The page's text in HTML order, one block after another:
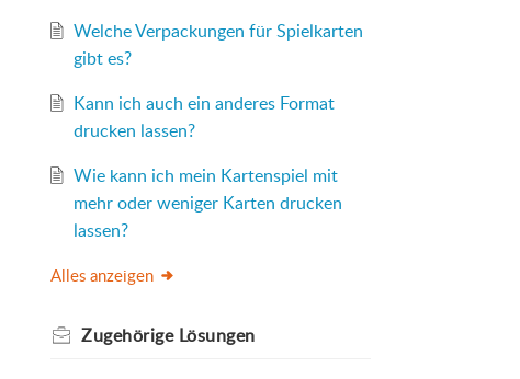
Welche Verpackungen für Spielkarten
gibt es?
Kann ich auch ein anderes Format
drucken lassen?
Wie kann ich mein Kartenspiel mit
mehr oder weniger Karten drucken
lassen?
Alles anzeigen
Zugehörige Lösungen